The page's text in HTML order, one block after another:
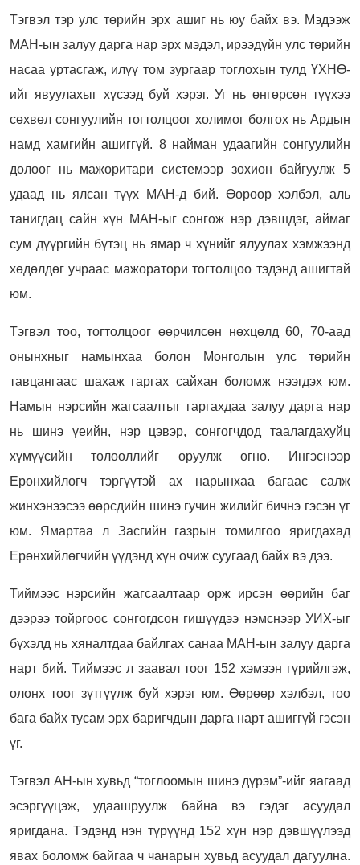
Тэгвэл тэр улс төрийн эрх ашиг нь юу байх вэ. Мэдээж
МАН-ын залуу дарга нар эрх мэдэл, ирээдүйн улс төрийн
насаа уртасгаж, илүү том зургаар тоглохын тулд ҮХНӨ-
ийг явуулахыг хүсээд буй хэрэг. Уг нь өнгөрсөн түүхээ
сөхвөл сонгуулийн тогтолцоог холимог болгох нь Ардын
намд хамгийн ашиггүй. 8 найман удаагийн сонгуулийн
долоог нь мажоритари системээр зохион байгуулж 5
удаад нь ялсан түүх МАН-д бий. Өөрөөр хэлбэл, аль
танигдац сайн хүн МАН-ыг сонгож нэр дэвшдэг, аймаг
сум дүүргийн бүтэц нь ямар ч хүнийг ялуулах хэмжээнд
хөдөлдөг учраас мажоратори тогтолцоо тэдэнд ашигтай
юм.
Тэгвэл тоо, тогтолцоог өөрчилсөн нөхцөлд 60, 70-аад
онынхныг намынхаа болон Монголын улс төрийн
тавцангаас шахаж гаргах сайхан боломж нээгдэх юм.
Намын нэрсийн жагсаалтыг гаргахдаа залуу дарга нар
нь шинэ үеийн, нэр цэвэр, сонгогчдод таалагдахуйц
хүмүүсийн төлөөллийг оруулж өгнө. Ингэснээр
Ерөнхийлөгч тэргүүтэй ах нарынхаа багаас салж
жинхэнээсээ өөрсдийн шинэ гучин жилийг бичнэ гэсэн үг
юм. Ямартаа л Засгийн газрын томилгоо яригдахад
Ерөнхийлөгчийн үүдэнд хүн очиж суугаад байх вэ дээ.
Тиймээс нэрсийн жагсаалтаар орж ирсэн өөрийн баг
дээрээ тойргоос сонгогдсон гишүүдээ нэмснээр УИХ-ыг
бүхэлд нь хяналтдаа байлгах санаа МАН-ын залуу дарга
нарт бий. Тиймээс л заавал тоог 152 хэмээн гүрийлгэж,
олонх тоог зүтгүүлж буй хэрэг юм. Өөрөөр хэлбэл, тоо
бага байх тусам эрх баригчдын дарга нарт ашиггүй гэсэн
үг.
Тэгвэл АН-ын хувьд “тоглоомын шинэ дүрэм”-ийг яагаад
эсэргүүцэж, удаашруулж байна вэ гэдэг асуудал
яригдана. Тэдэнд нэн түрүүнд 152 хүн нэр дэвшүүлээд
явах боломж байгаа ч чанарын хувьд асуудал дагуулна.